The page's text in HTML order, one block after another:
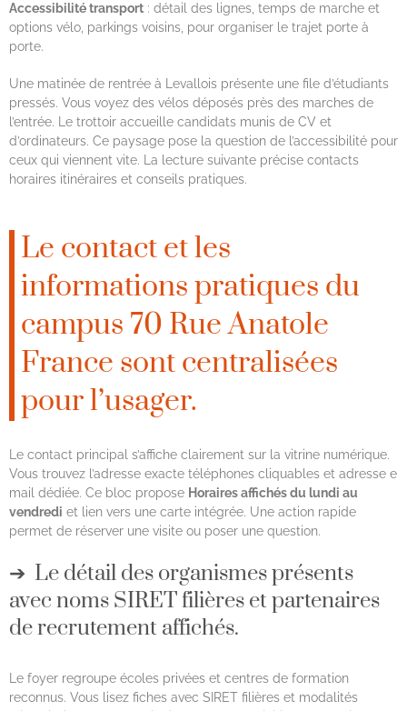
Accessibilité transport : détail des lignes, temps de marche et
options vélo, parkings voisins, pour organiser le trajet porte à
porte.
Une matinée de rentrée à Levallois présente une file d’étudiants
pressés. Vous voyez des vélos déposés près des marches de
l’entrée. Le trottoir accueille candidats munis de CV et
d’ordinateurs. Ce paysage pose la question de l’accessibilité pour
ceux qui viennent vite. La lecture suivante précise contacts
horaires itinéraires et conseils pratiques.
Le contact et les
informations pratiques du
campus 70 Rue Anatole
France sont centralisées
pour l’usager.
Le contact principal s’affiche clairement sur la vitrine numérique.
Vous trouvez l’adresse exacte téléphones cliquables et adresse e
mail dédiée. Ce bloc propose Horaires affichés du lundi au
vendredi et lien vers une carte intégrée. Une action rapide
permet de réserver une visite ou poser une question.
Le détail des organismes présents
avec noms SIRET filières et partenaires
de recrutement affichés.
Le foyer regroupe écoles privées et centres de formation
reconnus. Vous lisez fiches avec SIRET filières et modalités